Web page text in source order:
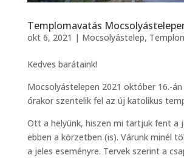
Templomavatás
okt 6, 2021 | Mocsolyástelep,
Kedves barátaink!
Mocsolyástelepen 2021 október 16.-
órakor szentelik fel az új katolikus
Ott a helyünk, hiszen mi tartjuk fent a
ebben a körzetben (is). Várunk minél
a jeles eseményre. Tervek szerint a